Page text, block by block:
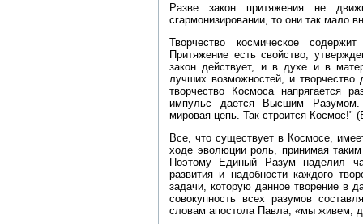
Разве закон притяжения не
сгармонизировании, то они так мало
Творчество космическое
Притяжение есть свойство,
закон действует, и в духе и в
лучших возможностей, и
творчество Космоса напрягается
импульс дается Высшим Разумом.
мировая цепь. Так строится Космос!"
Все, что существует в Космосе,
ходе эволюции роль, принимая
Поэтому Единый Разум наделил
развития и надобности каждого
задачи, которую данное творение в
совокупность всех разумов
словам апостола Павла, «мы живем,